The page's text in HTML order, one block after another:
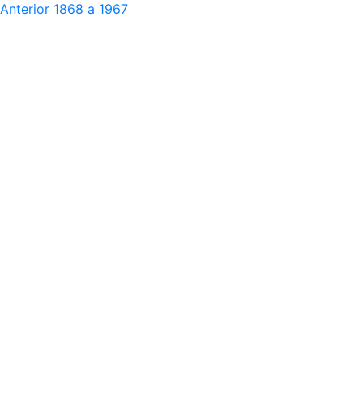
Anterior 1868 a 1967